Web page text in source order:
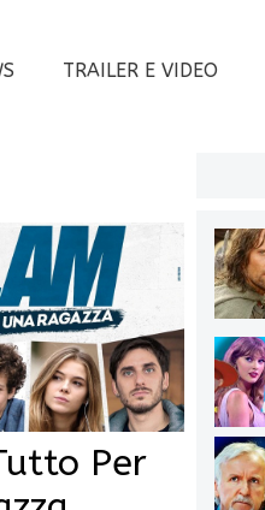
TRAILER E VIDEO
Per